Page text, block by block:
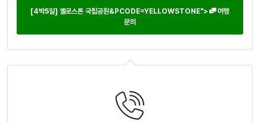
[4박5일] 옐로스톤 국립공원&PCODE=YELLOWSTONE">
여행
문의